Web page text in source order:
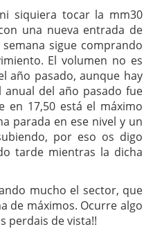
siquiera tocar la mm30
una nueva entrada de
sigue comprando
El volumen no es
año pasado, aunque hay
del año pasado fue
en 17,50 está el máximo
parada en ese nivel y un
por eso os digo
tarde mientras la dicha
mucho el sector, que
de máximos. Ocurre algo
perdais de vista!!